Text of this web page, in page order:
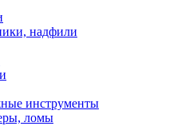
надфили
инструменты
ломы